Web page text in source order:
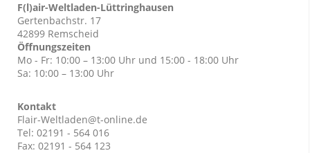
F(l)air-Weltladen-Lüttringhausen
Gertenbachstr. 17
42899 Remscheid
Öffnungszeiten
Mo - Fr: 10:00 – 13:00 Uhr und 15:00 - 18:00 Uhr
Sa: 10:00 – 13:00 Uhr
Kontakt
Flair-Weltladen@t-online.de
Tel: 02191 - 564 016
Fax: 02191 - 564 123